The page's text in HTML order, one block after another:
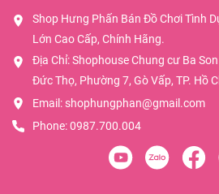
Shop Hưng Phấn Bán Đồ Chơi Tình
Lớn Cao Cấp, Chính Hãng.
Địa Chỉ: Shophouse Chung cư Ba
Đức Thọ, Phường 7, Gò Vấp, TP. Hồ
Email: shophungphan@gmail.com
Phone:0987.700.004